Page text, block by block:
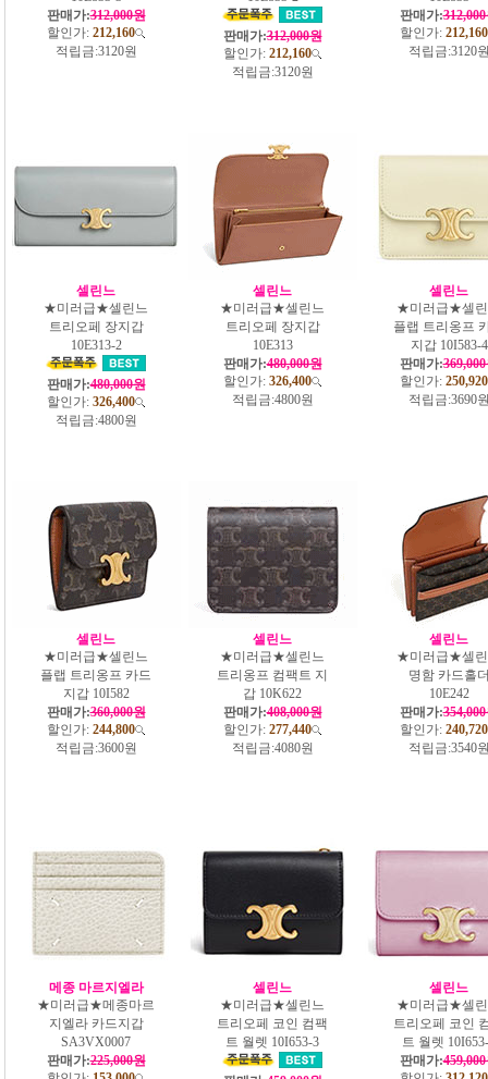
판매가:312,000원
할인가: 212,160
적립금:3120원
판매가:312,000원
할인가: 212,160
적립금:3120원
판매가:
할인가: 212,160
적립금:3120
셀린느
★미러급★셀린느
트리오페 장지갑
10E313-2
판매가:480,000원
할인가: 326,400
적립금:4800원
셀린느
★미러급★셀린느
트리오페 장지갑
10E313
판매가:480,000원
할인가: 326,400
적립금:4800원
셀린느
★미러급★셀
플랩 트리옹프
지갑 10I583-4
판매가:
할인가: 250,920
적립금:3690
셀린느
★미러급★셀린느
플랩 트리옹프 카드
지갑 10I582
판매가:360,000원
할인가: 244,800
적립금:3600원
셀린느
★미러급★셀린느
트리옹프 컴팩트 지
갑 10K622
판매가:408,000원
할인가: 277,440
적립금:4080원
셀린느
★미러급★셀
명함 카드홀
10E242
판매가:
할인가: 240,720
적립금:3540
메종 마르지엘라
★미러급★메종마르
지엘라 카드지갑
SA3VX0007
판매가:225,000원
셀린느
★미러급★셀린느
트리오페 코인 컴팩
트 월렛 10I653-3
셀린느
★미러급★셀
트리오페 코인
트 월렛
판매가: